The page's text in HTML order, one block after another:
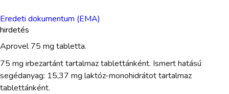
Eredeti dokumentum (EMA)
hirdetés
Aprovel 75 mg tabletta.
75 mg irbezartánt tartalmaz tablettánként. Ismert hatású
segédanyag: 15,37 mg laktóz-monohidrátot tartalmaz
tablettánként.